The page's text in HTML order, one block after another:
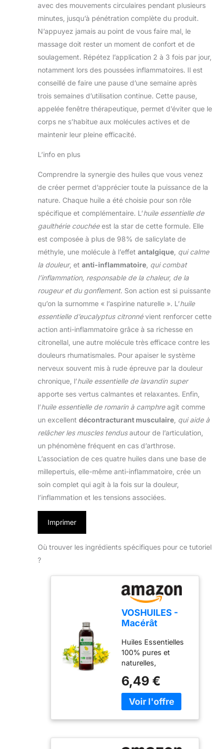
avec des mouvements circulaires pendant plusieurs
minutes, jusqu’à pénétration complète du produit.
N’appuyez jamais au point de vous faire mal, le
massage doit rester un moment de confort et de
soulagement. Répétez l’application 2 à 3 fois par jour,
notamment lors des poussées inflammatoires. Il est
conseillé de faire une pause d’une semaine après
trois semaines d’utilisation continue. Cette pause,
appelée fenêtre thérapeutique, permet d’éviter que le
corps ne s’habitue aux molécules actives et de
maintenir leur pleine efficacité.
L’info en plus
Comprendre la synergie des huiles que vous venez
de créer permet d’apprécier toute la puissance de la
nature. Chaque huile a été choisie pour son rôle
spécifique et complémentaire. L’huile essentielle de
gaulthérie couchéeest la star de cette formule. Elle
est composée à plus de 98% de salicylate de
méthyle, une molécule à l’effet antalgique qui calme
la douleur, et anti-inflammatoire qui combat
l’inflammation, responsable de la chaleur, de la
rougeur et du gonflement. Son action est si puissante
qu’on la surnomme « l’aspirine naturelle ». L’huile
essentielle d’eucalyptus citronnévient renforcer cette
action anti-inflammatoire grâce à sa richesse en
citronellal, une autre molécule très efficace contre les
douleurs rhumatismales. Pour apaiser le système
nerveux souvent mis à rude épreuve par la douleur
chronique, l’huile essentielle de lavandin super
apporte ses vertus calmantes et relaxantes. Enfin,
l’huile essentielle de romarin à camphreagit comme
un excellent décontracturant musculaire qui aide à
relâcher les muscles tendusautour de l’articulation,
un phénomène fréquent en cas d’arthrose.
L’association de ces quatre huiles dans une base de
millepertuis, elle-même anti-inflammatoire, crée un
soin complet qui agit à la fois sur la douleur,
l’inflammation et les tensions associées.
Imprimer
Où trouver les ingrédients spécifiques pour ce tutoriel
?
VOSHUILES -
Macérât
Millepertuis
Herbacé et
Légèrement
Terreux - Soin
Corporel
Cosmétique -
50ml -
Hydratation et
Naturelle Peau
Huiles Essentielles
100% pures et
naturelles,
6,49 €